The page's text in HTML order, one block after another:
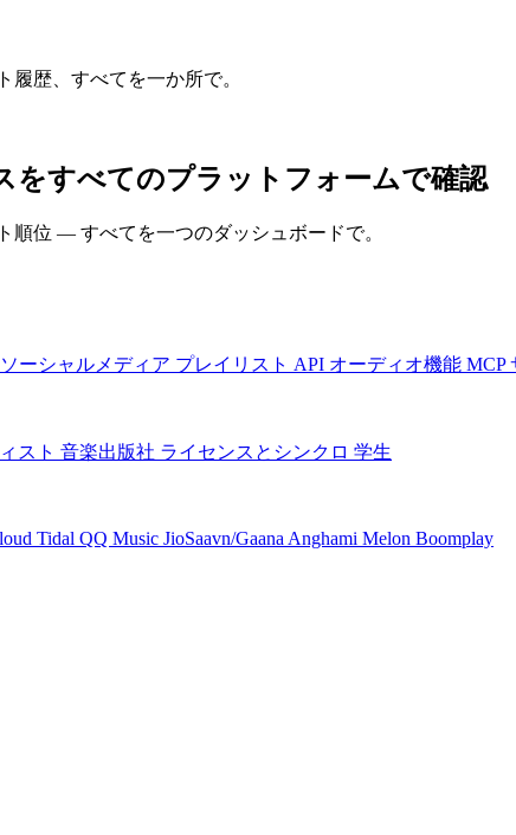
歴、すべてを一か所で。
をすべてのプラットフォームで確認
順位 — すべてを一つのダッシュボードで。
ソーシャルメディア プレイリスト API オーディオ機能 MCP
スト 音楽出版社 ライセンスとシンクロ 学生
Tidal QQ Music JioSaavn/Gaana Anghami Melon Boomplay